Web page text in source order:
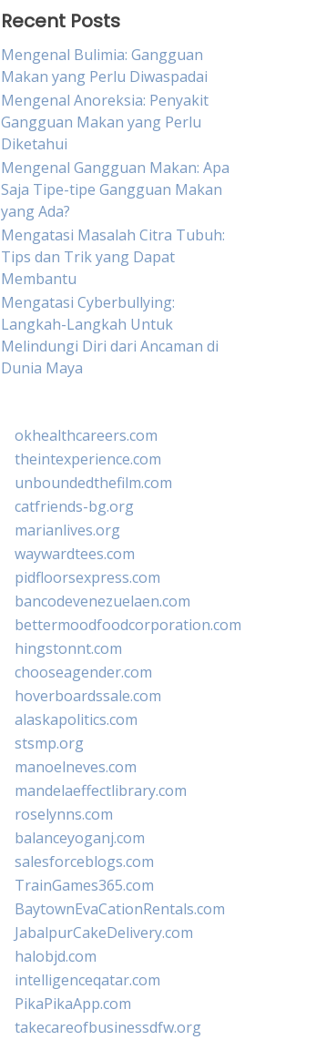
Recent Posts
Mengenal Bulimia: Gangguan
Makan yang Perlu Diwaspadai
Mengenal Anoreksia: Penyakit
Gangguan Makan yang Perlu
Diketahui
Mengenal Gangguan Makan: Apa
Saja Tipe-tipe Gangguan Makan
yang Ada?
Mengatasi Masalah Citra Tubuh:
Tips dan Trik yang Dapat
Membantu
Mengatasi Cyberbullying:
Langkah-Langkah Untuk
Melindungi Diri dari Ancaman di
Dunia Maya
okhealthcareers.com
theintexperience.com
unboundedthefilm.com
catfriends-bg.org
marianlives.org
waywardtees.com
pidfloorsexpress.com
bancodevenezuelaen.com
bettermoodfoodcorporation.com
hingstonnt.com
chooseagender.com
hoverboardssale.com
alaskapolitics.com
stsmp.org
manoelneves.com
mandelaeffectlibrary.com
roselynns.com
balanceyoganj.com
salesforceblogs.com
TrainGames365.com
BaytownEvaCationRentals.com
JabalpurCakeDelivery.com
halobjd.com
intelligenceqatar.com
PikaPikaApp.com
takecareofbusinessdfw.org